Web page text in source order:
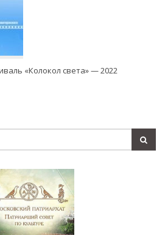
«Колокол света» — 2022